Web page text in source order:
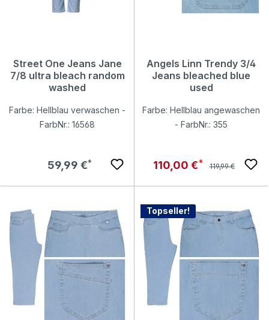
Street One Jeans Jane
7/8 ultra bleach random
washed
Farbe: Hellblau verwaschen -
FarbNr.: 16568
Regulärer Preis:
59,99 €
Angels Linn Trendy 3/4
Jeans bleached blue
used
Farbe: Hellblau angewaschen
- FarbNr.: 355
Verkaufspreis:
110,00 € Regulärer Preis:
119,99 €
Topseller!